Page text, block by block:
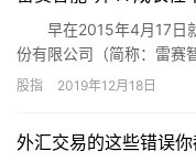
早在2015年4月17日就
份有限公司（简称：雷赛
公司终止了首次IPO申请
司这一次能否顺利过会拿
股指 2019年12月18日
外汇交易的这些错误你